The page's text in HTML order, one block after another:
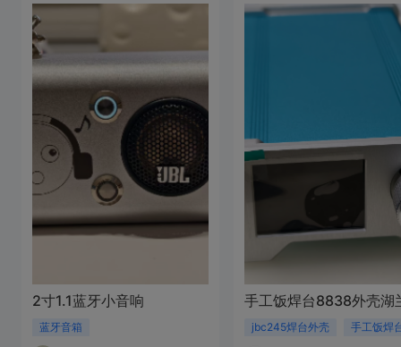
2寸1.1蓝牙小音响
蓝牙音箱
手工饭焊台8838外壳湖
jbc245焊台外壳 手工饭焊